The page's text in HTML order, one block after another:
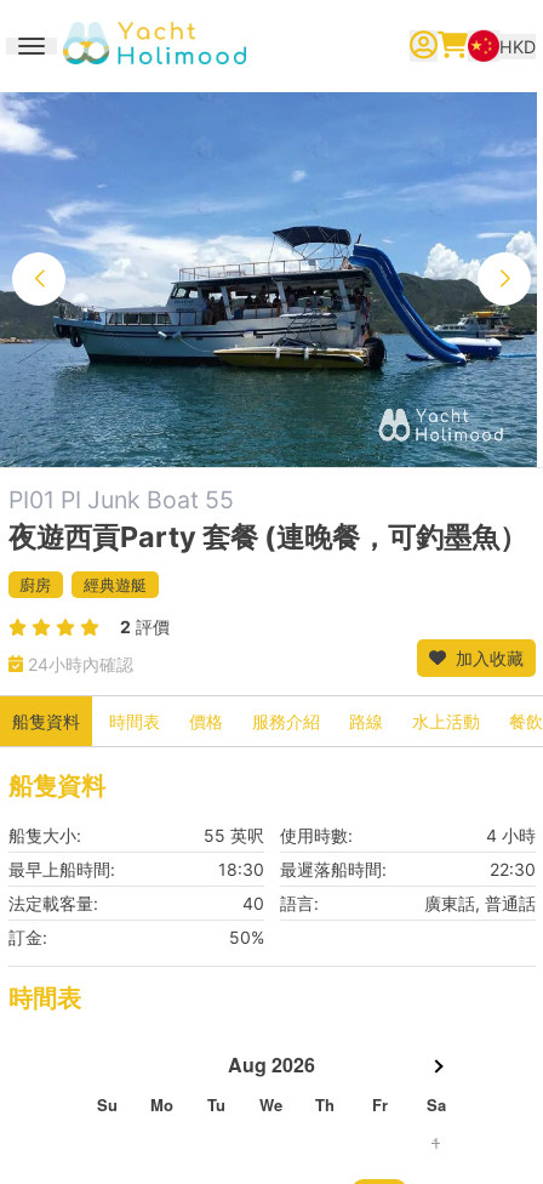
Toggle navigation
繁體中文 English 简体中文
HKD
PI01 PI Junk Boat 55
夜遊西貢Party 套餐 (連晚餐，可釣墨魚）
廚房 經典遊艇
2 評價
24小時內確認
加入收藏
船隻資料 時間表 價格 服務介紹 路線 水上活動 餐飲
船隻資料
船隻大小: 55 英呎 使用時數:
4 小時
最早上船時間:
18:30 最遲落船時間:
22:30
法定載客量:
40 語言:
廣東話, 普通話
訂金:
50%
時間表
Aug 2026
Su Mo Tu We Th Fr
Sa
1